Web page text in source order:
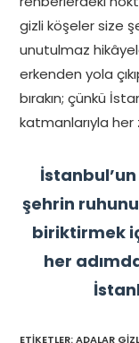
gizli köşeler size
unutulmaz
erkenden yola
bırakın; çünkü
katmanlarıyla her
şehrin
biriktirmek
her
ETIKETLER:ADALAR